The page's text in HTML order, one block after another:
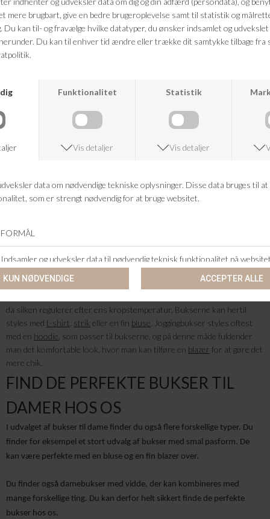
slim fit, straight, mom jeans, og wide. Udover størrelser, så fås jeans
også i mange forskellige farver. Deriblandt er de mest benyttede i sort
og den velkendte blå jeans vask, men også hvid. Man kan style sine
jeans på mange måde, såsom med en simpel t-shirt, strik, sweatshirt
eller skjorte. Dertil kan man også påsætte et bælte, for at fuldende
HABITBUKSER TIL KVINDER
I forhold til suitpants, så kan disse også fås i mange forskellige pasform,
også i mange forskellige farver samt kvaliteter. Suitpants kan for
LØSE BUKSER TIL KVINDER
Løse bukser og joggingbukser et must, og især en tendens man har set
igennem corona lockdown, da man er begyndt at foretrække at føle sig
komfortabel, når man klæder sig på. Løse bukser kan for eksempel
da silken regulerer efter ens kropstemperatur. Bukserne kan hertil
styles med t-shirt strik eller en fin bluse . Joggingbukser styles oftest
med en hoodie , som passer til bukserne, og på denne måde fuldender
man det komfortable look, hvor man kan tilføre en blazer for at gøre det
mere chik.
FIND DE PERFEKTE BUKSER TIL
DAMER HOS OS
I udvalget af bukser til dame finder du også flere forskellige typer. Du
finder for eksempel et stort udvalg af bukser med smal pasform. De
kan være perfekte med en bluse og en fin blazer over.
Du finder også damebukser med vidde, der kan kombineres med
mange forskellige ting. Du kan derfor helt sikkert finde de perfekte
bukser hos os.